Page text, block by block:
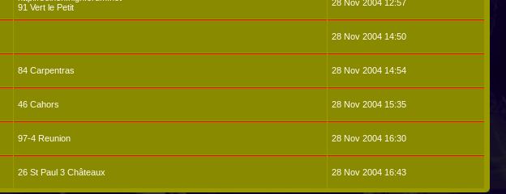
91 Vert le Petit
28 Nov 2004 12:57
28 Nov 2004 14:50
84 Carpentras 28 Nov 2004 14:54
46 Cahors 28 Nov 2004 15:35
97-4 Reunion 28 Nov 2004 16:30
26 St Paul 3 Châteaux 28 Nov 2004 16:43